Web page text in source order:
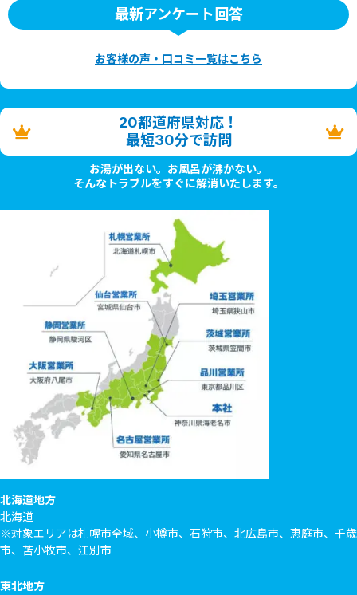
最新アンケート回答
お客様の声・口コミ一覧はこちら
20都道府県対応！
最短30分で訪問
お湯が出ない。お風呂が沸かない。
そんなトラブルをすぐに解消いたします。
北海道地方
北海道
※対象エリアは札幌市全域、小樽市、石狩市、北広島市、恵庭市、千歳
市、苫小牧市、江別市
東北地方